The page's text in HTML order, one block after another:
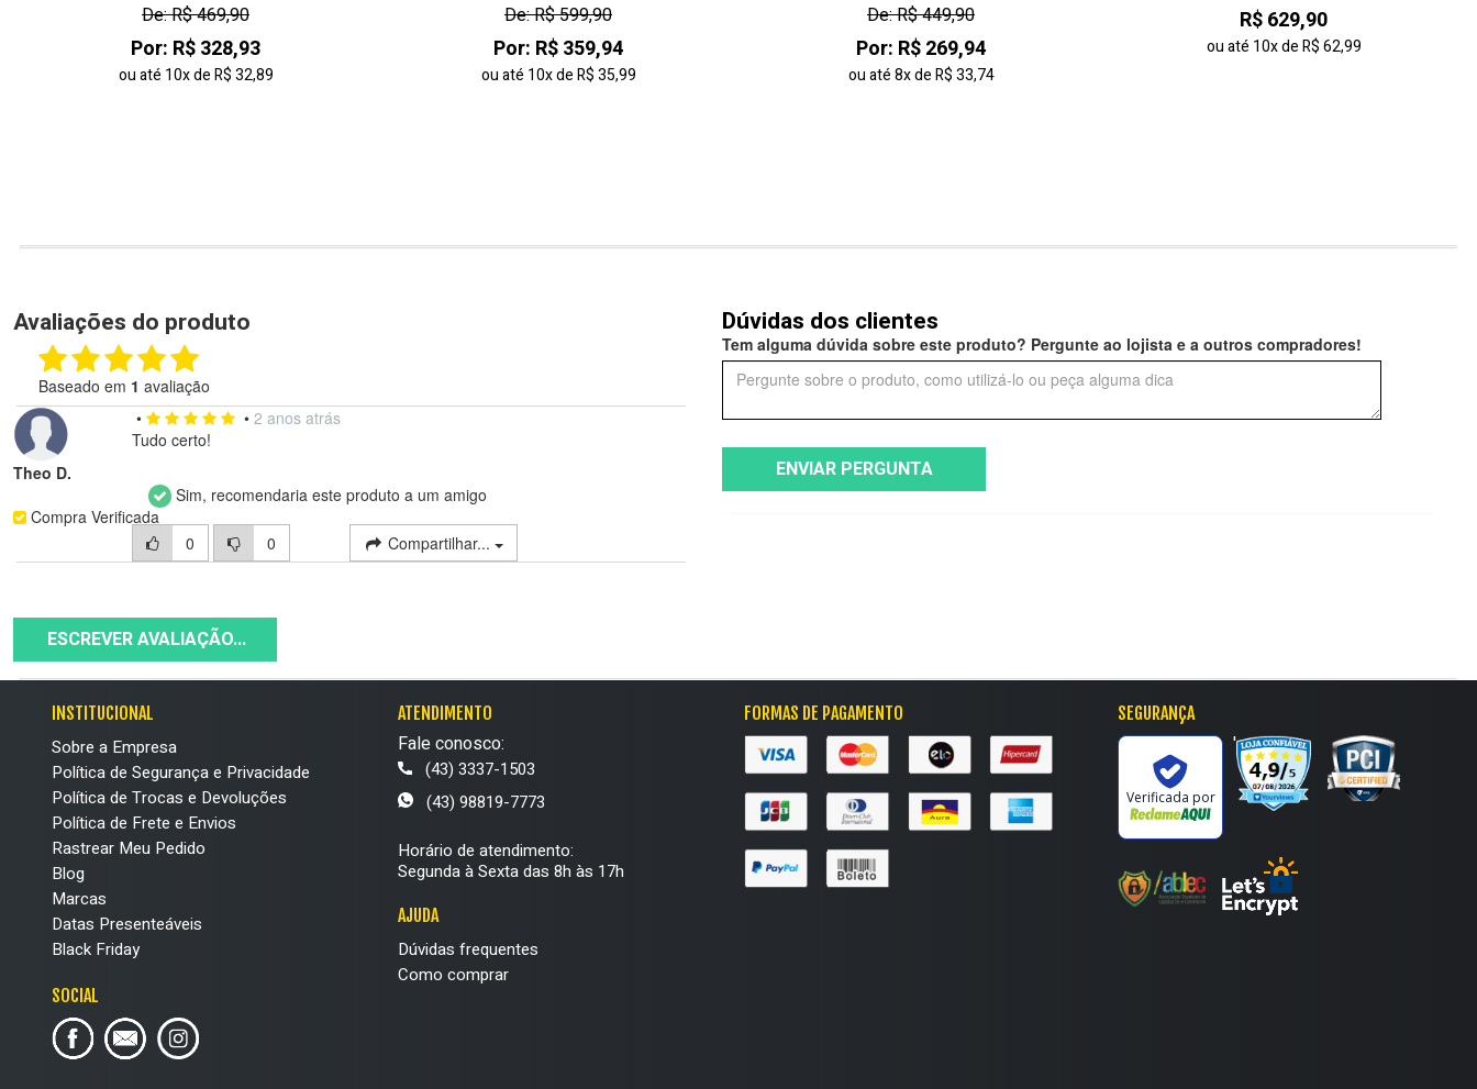
De: R$ 469,90
Por: R$ 328,93
ou até 10xdeR$ 32,89
De: R$ 599,90
Por: R$ 359,94
ou até 10xdeR$ 35,99
De: R$ 449,90
Por: R$ 269,94
ou até8xdeR$ 33,74
R$ 629,90
ou até 10xdeR$ 62,99
Avaliações do produto
Baseado em 1 avaliação
Theo D.
Compra Verificada
• • 2 anos atrás
Tudo certo!
Sim, recomendaria este produto a um amigo
0 0 Compartilhar...
ESCREVER AVALIAÇÃO...
Dúvidas dos clientes
Tem alguma dúvida sobre este produto? Pergunte ao lojista e a outros compradores!
ENVIAR PERGUNTA
INSTITUCIONAL
Sobre a Empresa
Política de Segurança e Privacidade
Política de Trocas e Devoluções
Política de Frete e Envios
Rastrear Meu Pedido
Blog
Marcas
Datas Presenteáveis
Black Friday
SOCIAL
ATENDIMENTO
Fale conosco:
(43) 3337-1503
(43) 98819-7773
Horário de atendimento:
Segunda à Sexta das 8h às 17h
AJUDA
Dúvidas frequentes
Como comprar
FORMAS DE PAGAMENTO SEGURANÇA
Verificada por
'